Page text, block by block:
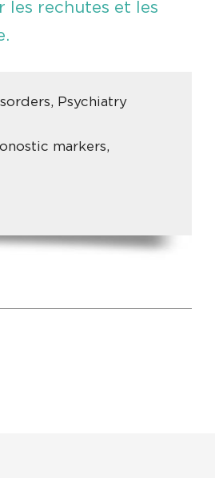
les rechutes et les
Psychiatry
markers,